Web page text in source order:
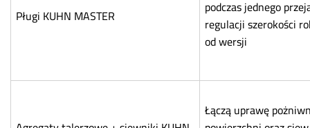
Pługi KUHN MASTER
podczas jednego
regulacji szerokości
od wersji
Łączą uprawę